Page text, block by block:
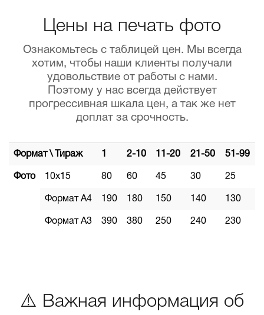
Цены на печать фото
Ознакомьтесь с таблицей цен. Мы всегда
хотим, чтобы наши клиенты получали
удовольствие от работы с нами.
Поэтому у нас всегда действует
прогрессивная шкала цен, а так же нет
доплат за срочность.
Формат \ Тираж 2-10 11-20 21-50 51-99
Фото 10х15 80 60 45 30 25
Формат А4 190 180 150 140 130
Формат А3 390 380 250 240 230
⚠️ Важная информация об